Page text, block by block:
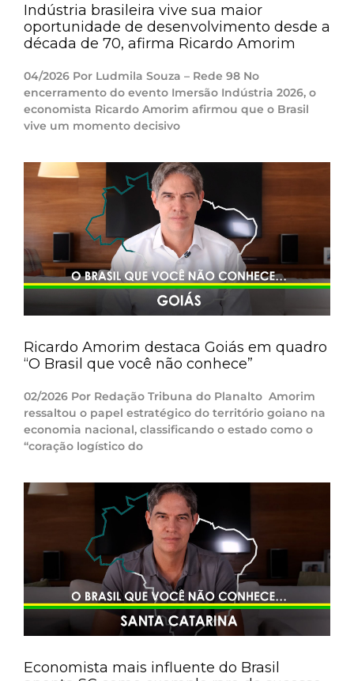
Indústria brasileira vive sua maior
oportunidade de desenvolvimento desde a
década de 70, afirma Ricardo Amorim
04/2026 Por Ludmila Souza – Rede 98 No
encerramento do evento Imersão Indústria 2026, o
economista Ricardo Amorim afirmou que o Brasil
vive um momento decisivo
Ricardo Amorim destaca Goiás em quadro
“O Brasil que você não conhece”
02/2026 Por Redação Tribuna do Planalto Amorim
ressaltou o papel estratégico do território goiano na
economia nacional, classificando o estado como o
“coração logístico do
Economista mais influente do Brasil